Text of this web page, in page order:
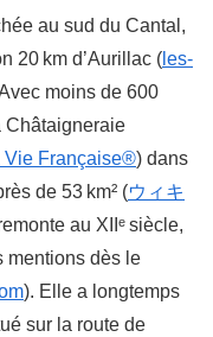
au sud du Cantal,
20 km d’Aurillac ( les-
moins de 600
Châtaigneraie
Vie Française®) dans
de 53 km² (ウィキ
au XIIᵉ siècle,
mentions dès le
). Elle a longtemps
sur la route de